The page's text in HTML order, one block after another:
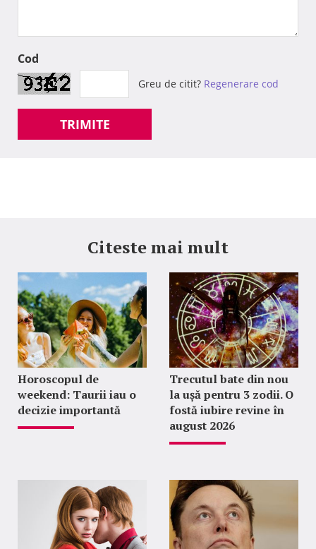
Cod
Greu de citit? Regenerare cod
TRIMITE
Citeste mai mult
Horoscopul de
weekend: Taurii iau o
decizie importantă
Trecutul bate din nou
la ușă pentru 3 zodii. O
fostă iubire revine în
august 2026